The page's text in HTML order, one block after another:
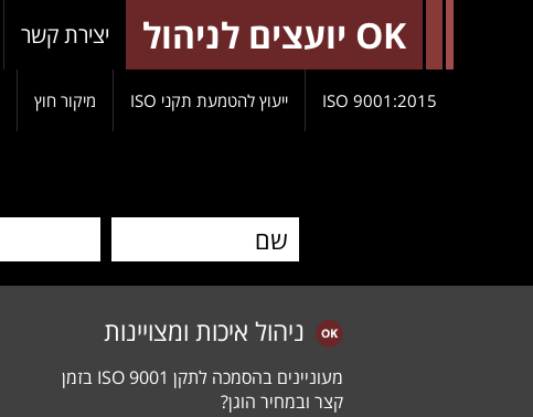
OK יועצים לניהול יצירת קשר
9001:2015 ISO ייעוץ להטמעת תקני ISO מיקור חוץ
ניהול איכות ומצויינות
מעוניינים בהסמכה לתקן ISO 9001 בזמן
קצר ובמחיר הוגן?